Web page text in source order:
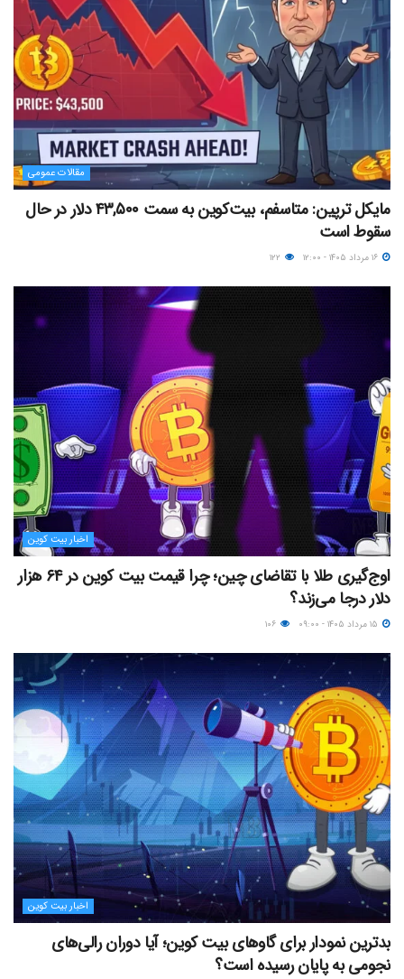
مقالات عمومی
مایکل ترپین: متاسفم، بیت‌کوین به سمت ۴۳,۵۰۰ دلار در حال
سقوط است
اخبار بیت کوین
اوج‌گیری طلا با تقاضای چین؛ چرا قیمت بیت کوین در ۶۴ هزار
دلار درجا می‌زند؟
اخبار بیت کوین
بدترین نمودار برای گاوهای بیت کوین؛ آیا دوران رالی‌های
نجومی به پایان رسیده است؟